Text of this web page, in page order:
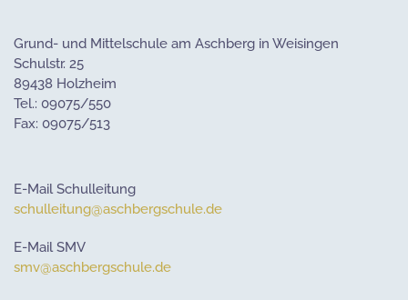
Grund- und Mittelschule am Aschberg in Weisingen
Schulstr. 25
89438 Holzheim
Tel.: 09075/550
Fax: 09075/513
E-Mail Schulleitung
schulleitung@aschbergschule.de
E-Mail SMV
smv@aschbergschule.de